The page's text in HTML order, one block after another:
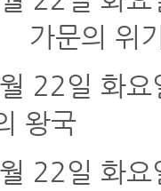
가문의 위기
22일 화요
왕국
22일 화요